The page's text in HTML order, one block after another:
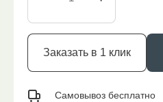
Заказать в 1 клик
Самовывоз бесплатно